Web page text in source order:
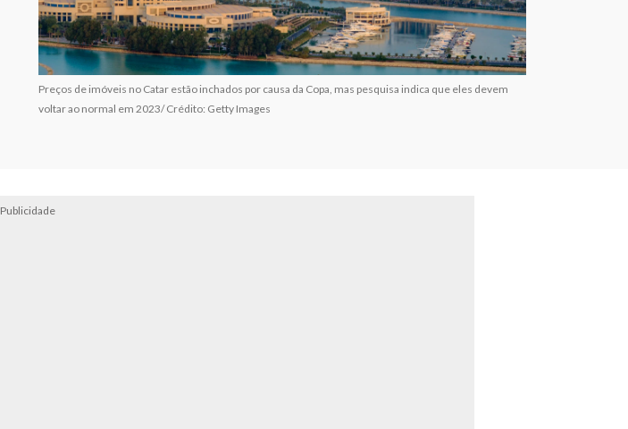
Preços de imóveis no Catar estão inchados por causa da Copa, mas pesquisa indica que eles devem
voltar ao normal em 2023/ Crédito: Getty Images
Publicidade